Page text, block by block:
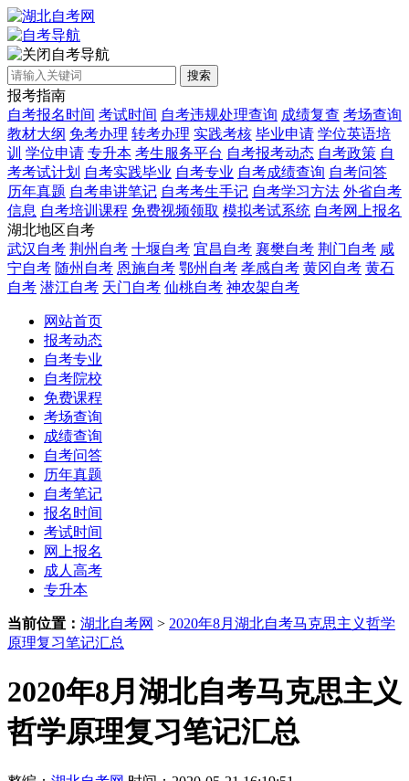
自考导航
搜索
报考指南
自考报名时间 考试时间 自考违规处理查询 成绩复查 考场查询
教材大纲 免考办理 转考办理 实践考核 毕业申请 学位英语培
训 学位申请 专升本 考生服务平台 自考报考动态 自考政策 自
考考试计划 自考实践毕业 自考专业 自考成绩查询 自考问答
历年真题 自考串讲笔记 自考考生手记 自考学习方法 外省自考
信息 自考培训课程 免费视频领取 模拟考试系统 自考网上报名
湖北地区自考
武汉自考 荆州自考 十堰自考 宜昌自考 襄樊自考 荆门自考 咸
宁自考 随州自考 恩施自考 鄂州自考 孝感自考 黄冈自考 黄石
自考 潜江自考 天门自考 仙桃自考 神农架自考
网站首页
报考动态
自考专业
自考院校
免费课程
考场查询
成绩查询
自考问答
历年真题
自考笔记
报名时间
考试时间
网上报名
成人高考
专升本
当前位置： 湖北自考网 > 2020年8月湖北自考马克思主义哲学
原理复习笔记汇总
2020年8月湖北自考马克思主义
哲学原理复习笔记汇总